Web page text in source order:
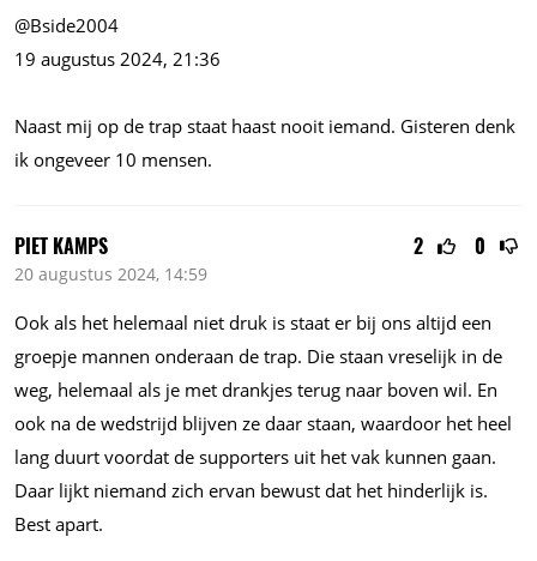
@Bside2004
19 augustus 2024, 21:36
Naast mij op de trap staat haast nooit iemand. Gisteren denk
ik ongeveer 10 mensen.
2 0
PIET KAMPS
20 augustus 2024, 14:59
Ook als het helemaal niet druk is staat er bij ons altijd een
groepje mannen onderaan de trap. Die staan vreselijk in de
weg, helemaal als je met drankjes terug naar boven wil. En
ook na de wedstrijd blijven ze daar staan, waardoor het heel
lang duurt voordat de supporters uit het vak kunnen gaan.
Daar lijkt niemand zich ervan bewust dat het hinderlijk is.
Best apart.